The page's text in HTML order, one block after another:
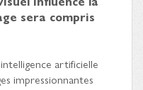
sera compris
artificielle
impressionnantes